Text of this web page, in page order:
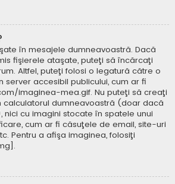
în mesajele dumneavoastră. Dacă
fişierele ataşate, puteţi să încărcaţi
Altfel, puteţi folosi o legatură către o
server accesibil publicului, cum ar fi
imaginea-mea.gif. Nu puteţi să creaţi
calculatorul dumneavoastră (doar dacă
nici cu imagini stocate în spatele unui
cum ar fi căsuţele de email, site-uri
Pentru a afişa imaginea, folosiţi